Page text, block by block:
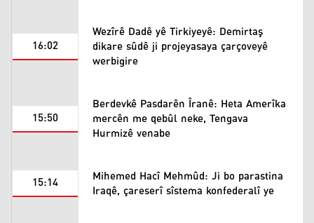
16:02
Wezîrê Dadê yê Tirkiyeyê: Demirtaş
dikare sûdê ji projeyasaya çarçoveyê
werbigire
15:50
Berdevkê Pasdarên Îranê: Heta Amerîka
mercên me qebûl neke, Tengava
Hurmizê venabe
15:14 Mihemed Hacî Mehmûd: Ji bo parastina
Iraqê, çareserî sîstema konfederalî ye